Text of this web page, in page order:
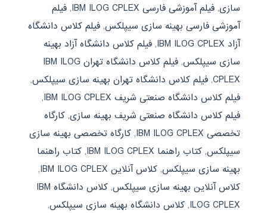
سازی, فیلم آموزشی فارسی IBM ILOG CPLEX , فیلم
آموزشی فارسی بهینه سازی سیپلکس, فیلم کلاس دانشگاه
آزاد IBM ILOG CPLEX
, فیلم کلاس دانشگاه آزاد بهینه
سازی سیپلکس,
فیلم کلاس دانشگاه تهران IBM ILOG
CPLEX
, فیلم کلاس دانشگاه تهران بهینه سازی سیپلکس,
فیلم کلاس دانشگاه صنعتی شریف IBM ILOG CPLEX
,
فیلم کلاس دانشگاه صنعتی شریف بهینه سازی, کارگاه
تخصصی IBM ILOG CPLEX
, کارگاه تخصصی بهینه سازی
سیپلکس, کتاب راهنما IBM ILOG CPLEX , کتاب راهنما
بهینه سازی سیپلکس, کلاس آنلاین IBM ILOG CPLEX
,
کلاس آنلاین بهینه سازی سیپلکس,
کلاس دانشگاه IBM
ILOG CPLEX
, کلاس دانشگاه بهینه سازی سیپلکس,